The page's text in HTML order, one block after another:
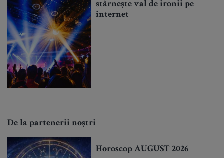
stârnește val de ironii pe
internet
De la partenerii noștri
Horoscop AUGUST 2026